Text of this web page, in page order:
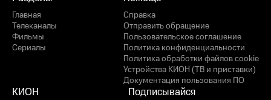
Главная
Телеканалы
Фильмы
Сериалы
Справка
Отправить обращение
Пользовательское соглашение
Политика конфиденциальности
Политика обработки файлов cookie
Устройства КИОН (ТВ и приставки)
Документация пользования ПО
КИОН Подписывайся